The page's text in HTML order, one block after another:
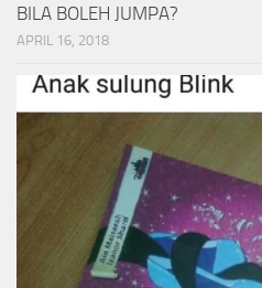
BILA BOLEH JUMPA?
APRIL 16, 2018